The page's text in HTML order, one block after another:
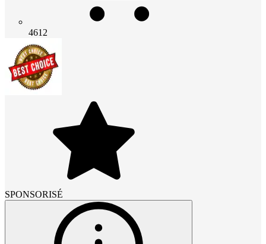
4612
SPONSORISÉ